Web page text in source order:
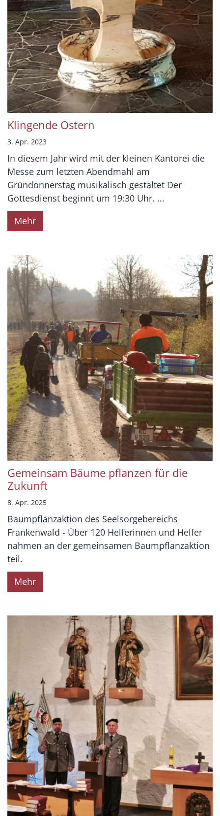
Klingende Ostern
3. Apr. 2023
In diesem Jahr wird mit der kleinen Kantorei die
Messe zum letzten Abendmahl am
Gründonnerstag musikalisch gestaltet Der
Gottesdienst beginnt um 19:30 Uhr. ...
Mehr
Gemeinsam Bäume pflanzen für die
Zukunft
8. Apr. 2025
Baumpflanzaktion des Seelsorgebereichs
Frankenwald - Über 120 Helferinnen und Helfer
nahmen an der gemeinsamen Baumpflanzaktion
teil.
Mehr